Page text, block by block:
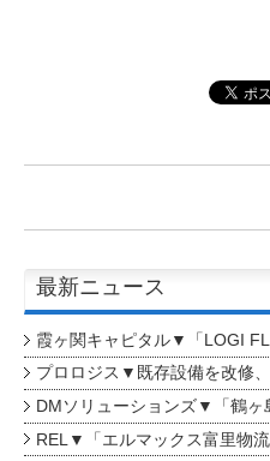
最新ニュース
霞ヶ関キャピタル▼「LOGI
プロロジス▼既存設備を改修
DMソリューションズ▼「鶴ヶ
REL▼「エルマックス富里物